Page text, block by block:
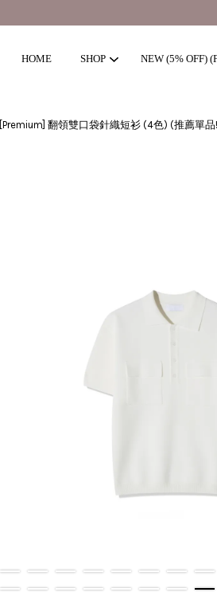
HOME SHOP NEW (5% OFF)
[Premium] 翻領雙口袋針織短衫 (4色) (推薦單